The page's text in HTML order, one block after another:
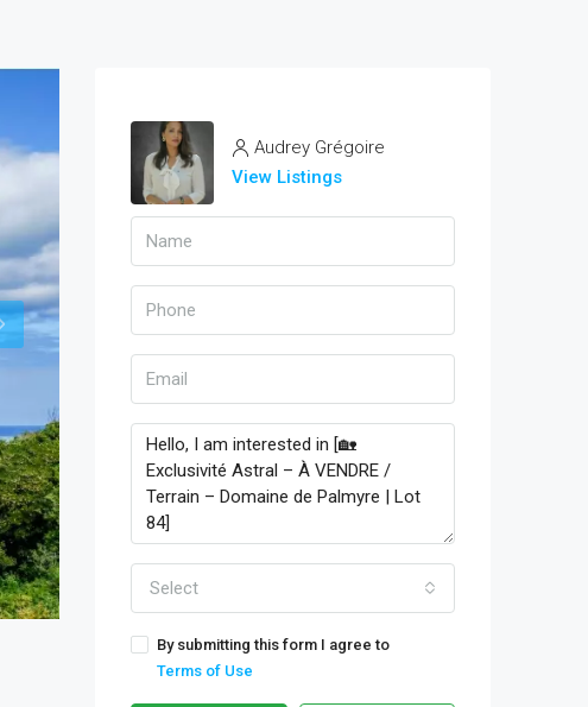
Audrey Grégoire
View Listings
Select
By submitting this form I agree to
Terms of Use